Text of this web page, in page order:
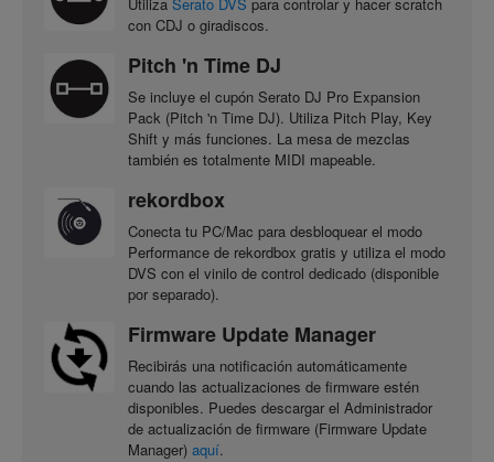
con CDJ o giradiscos.
Pitch 'n Time DJ
Se incluye el cupón Serato DJ Pro Expansion
Pack (Pitch 'n Time DJ). Utiliza Pitch Play, Key
Shift y más funciones. La mesa de mezclas
también es totalmente MIDI mapeable.
rekordbox
Conecta tu PC/Mac para desbloquear el modo
Performance de rekordbox gratis y utiliza el modo
DVS con el vinilo de control dedicado (disponible
por separado).
Firmware Update Manager
Recibirás una notificación automáticamente
cuando las actualizaciones de firmware estén
disponibles. Puedes descargar el Administrador
de actualización de firmware (Firmware Update
Manager) aquí.